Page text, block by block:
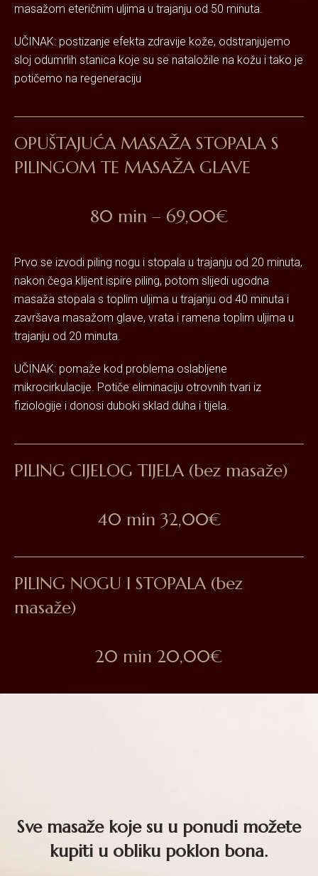
masažom eteričnim uljima u trajanju od 50 minuta.
UČINAK: postizanje efekta zdravije kože, odstranjujemo
sloj odumrlih stanica koje su se nataložile na kožu i tako je
potičemo na regeneraciju
OPUŠTAJUĆA MASAŽA STOPALA S
PILINGOM TE MASAŽA GLAVE
80 min – 69,00€
Prvo se izvodi piling nogu i stopala u trajanju od 20 minuta,
nakon čega klijent ispire piling, potom slijedi ugodna
masaža stopala s toplim uljima u trajanju od 40 minuta i
završava masažom glave, vrata i ramena toplim uljima u
trajanju od 20 minuta.
UČINAK: pomaže kod problema oslabljene
mikrocirkulacije. Potiče eliminaciju otrovnih tvari iz
fiziologije i donosi duboki sklad duha i tijela.
PILING CIJELOG TIJELA (bez masaže)
40 min 32,00€
PILING NOGU I STOPALA (bez
masaže)
20 min 20,00€
Sve masaže koje su u ponudi možete
kupiti u obliku poklon bona.